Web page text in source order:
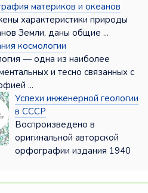
материков и океанов
характеристики природы
Земли, даны общие ...
космологии
— одна из наиболее
и тесно связанных с
...
Успехи инженерной геологии
в СССР
Воспроизведено в
оригинальной авторской
орфографии издания 1940